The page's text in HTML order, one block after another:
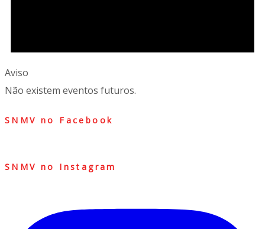
Aviso
Não existem eventos futuros.
SNMV no Facebook
SNMV no Instagram